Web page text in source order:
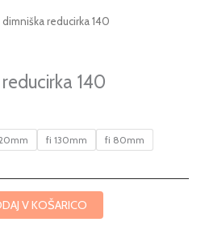
dimniška reducirka 140
140
€
fi 130mm fi 80mm
V KOŠARICO